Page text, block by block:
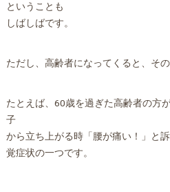
ということも
しばしばです。
ただし、高齢者になってくると、そ
たとえば、60歳を過ぎた高齢者の方
子
から立ち上がる時「腰が痛い！」と
覚症状の一つです。